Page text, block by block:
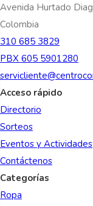
Avenida Hurtado
Colombia
310 685 3829
PBX 605 5901280
Acceso rápido
Directorio
Sorteos
Eventos y Actividades
Contáctenos
Categorías
Ropa